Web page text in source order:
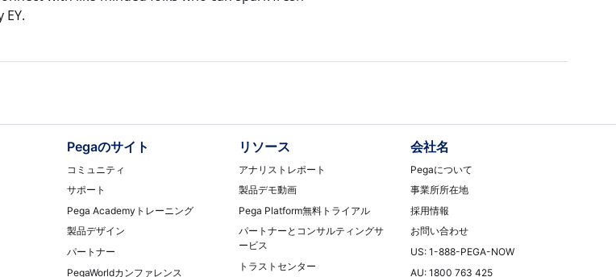
Pegaのサイト
コミュニティ
サポート
Pega Academyトレーニング
製品デザイン
パートナー
PegaWorldカンファレンス
リソース
アナリストレポート
製品デモ動画
Pega Platform無料トライアル
パートナーとコンサルティングサ
ービス
トラストセンター
会社名
Pegaについて
事業所所在地
採用情報
お問い合わせ
US: 1-888-PEGA-NOW
AU: 1800 763 425